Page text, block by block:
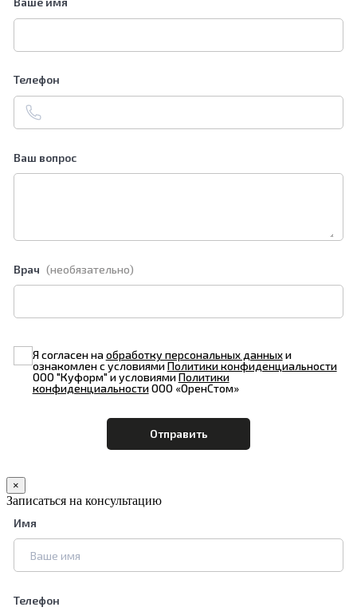
Телефон
Ваш вопрос
Врач (необязательно)
Я согласен наобработку персональных данныхи
ознакомлен с условиямиПолитики конфиденциальности
ООО "Куформ" и условиямиПолитики
конфиденциальностиООО «ОренСтом»
×
Записаться на консультацию
Имя
Телефон